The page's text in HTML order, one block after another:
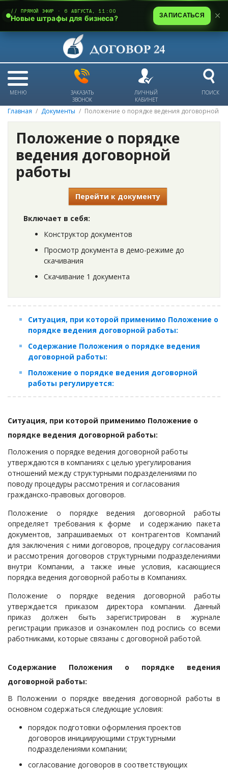
МЕНЮ
ЗАКАЗАТЬ
ЗВОНОК
ЛИЧНЫЙ
КАБИНЕТ
ПОИСК
Главная Документы Положение о порядке ведения договорной
Положение о порядке
ведения договорной
работы
Перейти к документу
Включает в себя:
Конструктор документов
Просмотр документа в демо-режиме до
скачивания
Скачивание 1 документа
Ситуация, при которой применимо Положение о
порядке ведения договорной работы:
Содержание Положения о порядке ведения
договорной работы:
Положение о порядке ведения договорной
работы регулируется:
Ситуация, при которой применимо Положение о
порядке ведения договорной работы:
Положения о порядке ведения договорной работы
утверждаются в компаниях с целью урегулирования
отношений между структурными подразделениями по
поводу процедуры рассмотрения и согласования
гражданско-правовых договоров.
Положение о порядке ведения договорной работы
определяет требования к форме и содержанию пакета
документов, запрашиваемых от контрагентов Компаний
для заключения с ними договоров, процедуру согласования
и рассмотрения договоров структурными подразделениями
внутри Компании, а также иные условия, касающиеся
порядка ведения договорной работы в Компаниях.
Положение о порядке ведения договорной работы
утверждается приказом директора компании. Данный
приказ должен быть зарегистрирован в журнале
регистрации приказов и ознакомлен под роспись со всеми
работниками, которые связаны с договорной работой.
Содержание Положения о порядке ведения
договорной работы:
В Положении о порядке введения договорной работы в
основном содержаться следующие условия:
порядок подготовки оформления проектов
договоров инициирующими структурными
подразделениями компании;
согласование договоров в соответствующих
// ПРЯМОЙ ЭФИР · 6 АВГУСТА, 11:00
Новые штрафы для бизнеса? ЗАПИСАТЬСЯ